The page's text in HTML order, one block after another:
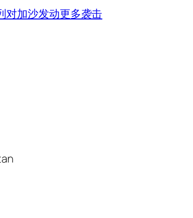
对加沙发动更多袭击